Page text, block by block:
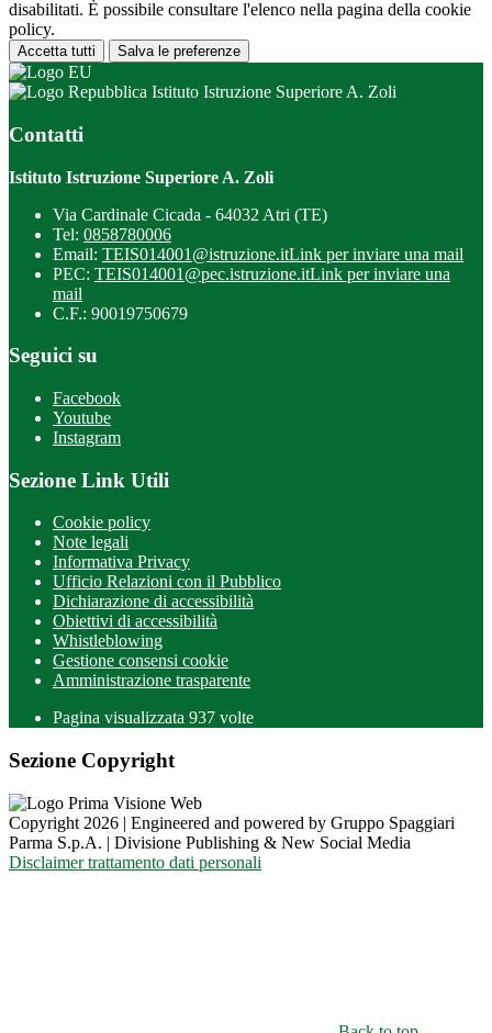
disabilitati. È possibile consultare l'elenco nella pagina della cookie
policy.
Accetta tutti Salva le preferenze
Istituto Istruzione Superiore A. Zoli
Contatti
Istituto Istruzione Superiore A. Zoli
Via Cardinale Cicada - 64032 Atri (TE)
Tel: 0858780006
Email: TEIS014001@istruzione.itLink per inviare una mail
PEC: TEIS014001@pec.istruzione.itLink per inviare una
mail
C.F.: 90019750679
Seguici su
Facebook
Youtube
Instagram
Sezione Link Utili
Cookie policy
Note legali
Informativa Privacy
Ufficio Relazioni con il Pubblico
Dichiarazione di accessibilità
Obiettivi di accessibilità
Whistleblowing
Gestione consensi cookie
Amministrazione trasparente
Pagina visualizzata 937 volte
Sezione Copyright
Copyright 2026 | Engineered and powered by Gruppo Spaggiari
Parma S.p.A. | Divisione Publishing & New Social Media
Disclaimer trattamento dati personali